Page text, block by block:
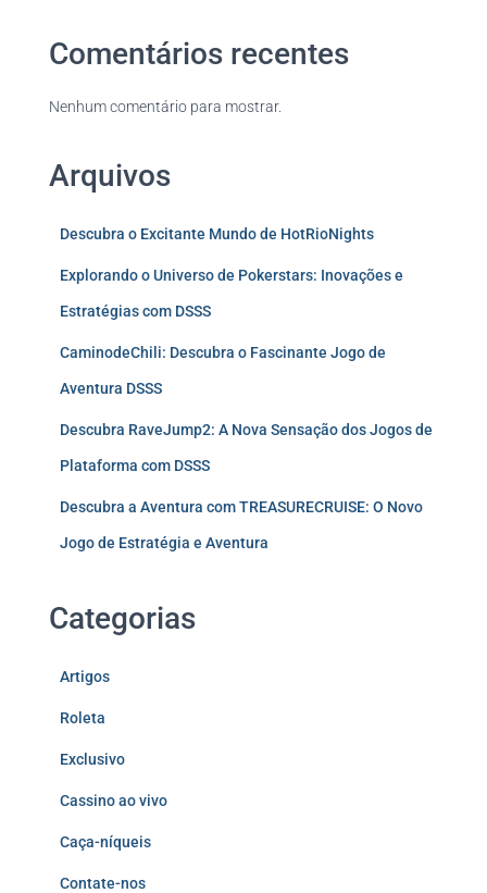
Comentários recentes
Nenhum comentário para mostrar.
Arquivos
Descubra o Excitante Mundo de HotRioNights
Explorando o Universo de Pokerstars: Inovações e
Estratégias com DSSS
CaminodeChili: Descubra o Fascinante Jogo de
Aventura DSSS
Descubra RaveJump2: A Nova Sensação dos Jogos de
Plataforma com DSSS
Descubra a Aventura com TREASURECRUISE: O Novo
Jogo de Estratégia e Aventura
Categorias
Artigos
Roleta
Exclusivo
Cassino ao vivo
Caça-níqueis
Contate-nos